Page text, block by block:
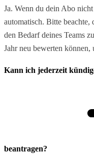
Ja. Wenn du dein Abo
automatisch. Bitte
den Bedarf deines Teams
Jahr neu bewerten
Kann ich jederzeit
beantragen?